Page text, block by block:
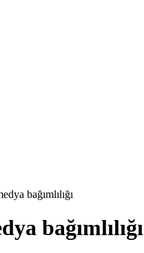
bağımlılığı
bağımlılığı